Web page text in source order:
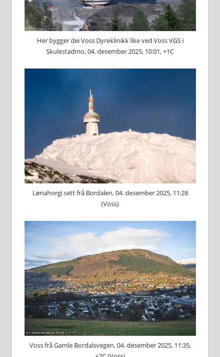
Her bygger dei Voss Dyreklinikk like ved Voss VGS i
Skulestadmo, 04. desember 2025, 10:01, +1C
Lønahorgi sett frå Bordalen, 04. desember 2025, 11:28
(Voss)
Voss frå Gamle Bordalsvegen, 04. desember 2025, 11:35,